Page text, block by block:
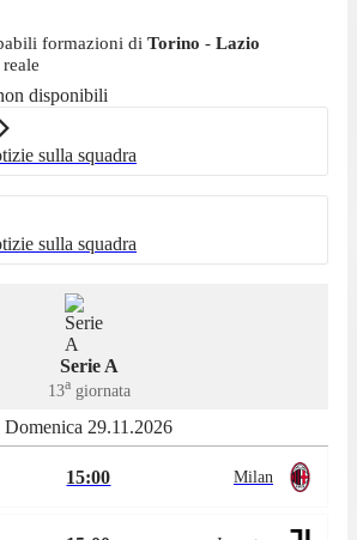
formazioni di Torino - Lazio
disponibili
sulla squadra
sulla squadra
Serie A
13agiornata
Domenica 29.11.2026
15:00 Milan